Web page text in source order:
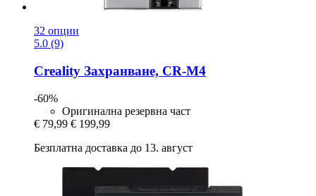
32 опции
5.0 (9)
Creality Захранване, CR-​M4
-60%
Оригинална резервна част
€ 79,99 € 199,99
Безплатна доставка до 13. август